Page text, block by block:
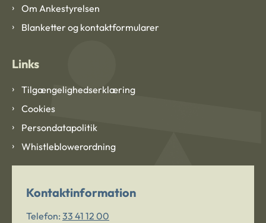
Om Ankestyrelsen
Blanketter og kontaktformularer
Links
Tilgængelighedserklæring
Cookies
Persondatapolitik
Whistleblowerordning
Kontaktinformation
Telefon: 33 41 12 00